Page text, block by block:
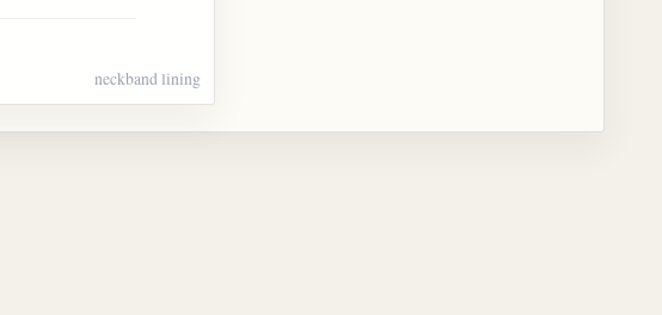
neckband lining